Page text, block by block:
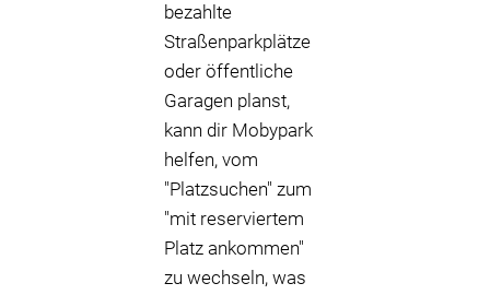
bezahlte
Straßenparkplätze
oder öffentliche
Garagen planst,
kann dir Mobypark
helfen, vom
"Platzsuchen" zum
"mit reserviertem
Platz ankommen"
zu wechseln, was